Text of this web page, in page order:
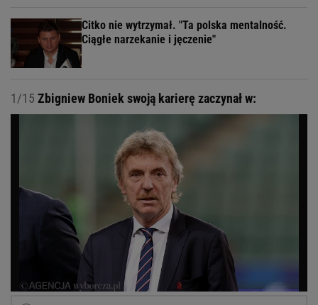
Citko nie wytrzymał. "Ta polska mentalność.
Ciągłe narzekanie i jęczenie"
1/15 Zbigniew Boniek swoją karierę zaczynał w: